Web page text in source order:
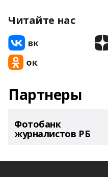
Читайте нас
Партнеры
Фотобанк
журналистов РБ